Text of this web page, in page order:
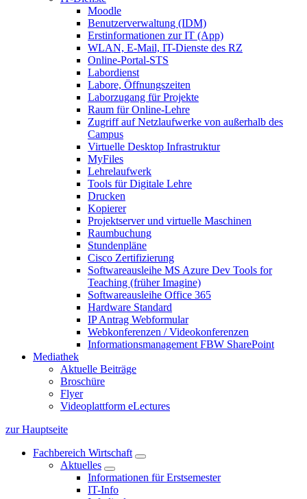
Moodle
Benutzerverwaltung (IDM)
Erstinformationen zur IT (App)
WLAN, E-Mail, IT-Dienste des RZ
Online-Portal-STS
Labordienst
Labore, Öffnungszeiten
Laborzugang für Projekte
Raum für Online-Lehre
Zugriff auf Netzlaufwerke von außerhalb des
Campus
Virtuelle Desktop Infrastruktur
MyFiles
Lehrelaufwerk
Tools für Digitale Lehre
Drucken
Kopierer
Projektserver und virtuelle Maschinen
Raumbuchung
Stundenpläne
Cisco Zertifizierung
Softwareausleihe MS Azure Dev Tools for
Teaching (früher Imagine)
Softwareausleihe Office 365
Hardware Standard
IP Antrag Webformular
Webkonferenzen / Videokonferenzen
Informationsmanagement FBW SharePoint
Mediathek
Aktuelle Beiträge
Broschüre
Flyer
Videoplattform eLectures
zur Hauptseite
Fachbereich Wirtschaft
Aktuelles
Informationen für Erstsemester
IT-Info